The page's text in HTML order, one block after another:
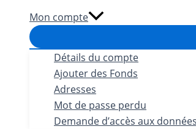
Mon compte
Détails du compte
Ajouter des Fonds
Adresses
Mot de passe perdu
Demande d’accès aux données